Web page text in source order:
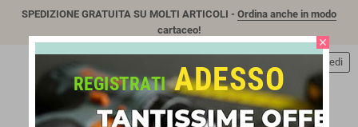
SPEDIZIONE GRATUITA SU MOLTI ARTICOLI - Ordina anche in modo
cartaceo!
Accedi
close
REGISTRATIADESSO